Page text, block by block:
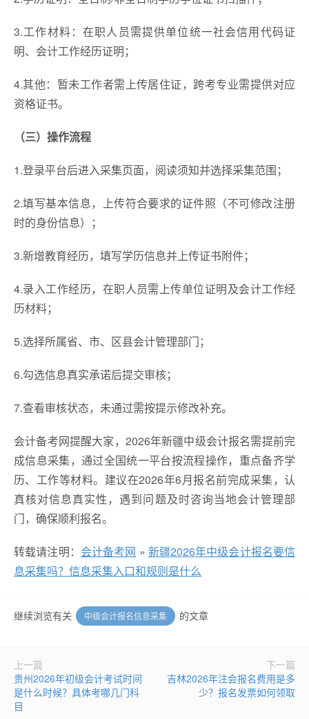
3.工作材料：在职人员需提供单位统一社会信用代码证
明、会计工作经历证明；
4.其他：暂未工作者需上传居住证，跨考专业需提供对应
资格证书。
（三）操作流程
1.登录平台后进入采集页面，阅读须知并选择采集范围；
2.填写基本信息，上传符合要求的证件照（不可修改注册
时的身份信息）；
3.新增教育经历，填写学历信息并上传证书附件；
4.录入工作经历，在职人员需上传单位证明及会计工作经
历材料；
5.选择所属省、市、区县会计管理部门；
6.勾选信息真实承诺后提交审核；
7.查看审核状态，未通过需按提示修改补充。
会计备考网提醒大家，2026年新疆中级会计报名需提前完
成信息采集，通过全国统一平台按流程操作，重点备齐学
历、工作等材料。建议在2026年6月报名前完成采集，认
真核对信息真实性，遇到问题及时咨询当地会计管理部
门，确保顺利报名。
转载请注明： 会计备考网 » 新疆2026年中级会计报名要信
息采集吗？信息采集入口和规则是什么
继续浏览有关 中级会计报名信息采集 的文章
上一篇
贵州2026年初级会计考试时间
是什么时候？具体考哪几门科
目
下一篇
吉林2026年注会报名费用是多
少？报名发票如何领取